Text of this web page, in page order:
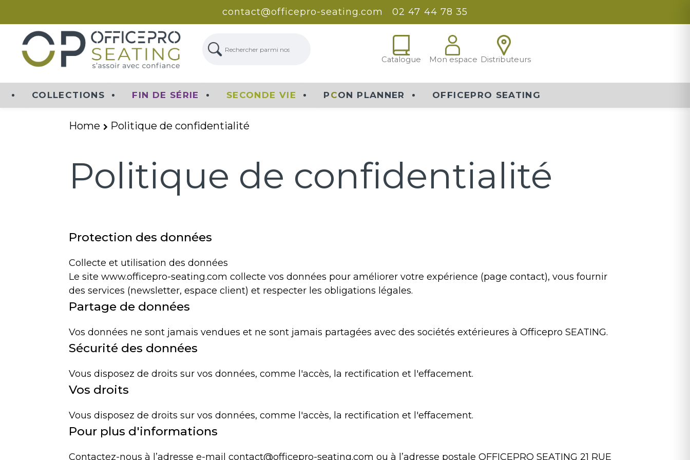
contact@officepro-seating.com 02 47 44 78 35
Recherche Catalogue Mon espace Distributeurs
COLLECTIONS FIN DE SÉRIE SECONDE VIE P CON PLANNER OFFICEPRO SEATING
Home Politique de confidentialité
Politique de confidentialité
Protection des données
Collecte et utilisation des données
Le site www.officepro-seating.com collecte vos données pour améliorer votre expérience (page contact), vous fournir
des services (newsletter, espace client) et respecter les obligations légales.
Partage de données
Vos données ne sont jamais vendues et ne sont jamais partagées avec des sociétés extérieures à Officepro SEATING.
Sécurité des données
Vous disposez de droits sur vos données, comme l'accès, la rectification et l'effacement.
Vos droits
Vous disposez de droits sur vos données, comme l'accès, la rectification et l'effacement.
Pour plus d'informations
Contactez-nous à l’adresse e-mailcontact@officepro-seating.com ou à l’adresse postale OFFICEPRO SEATING 21 RUE